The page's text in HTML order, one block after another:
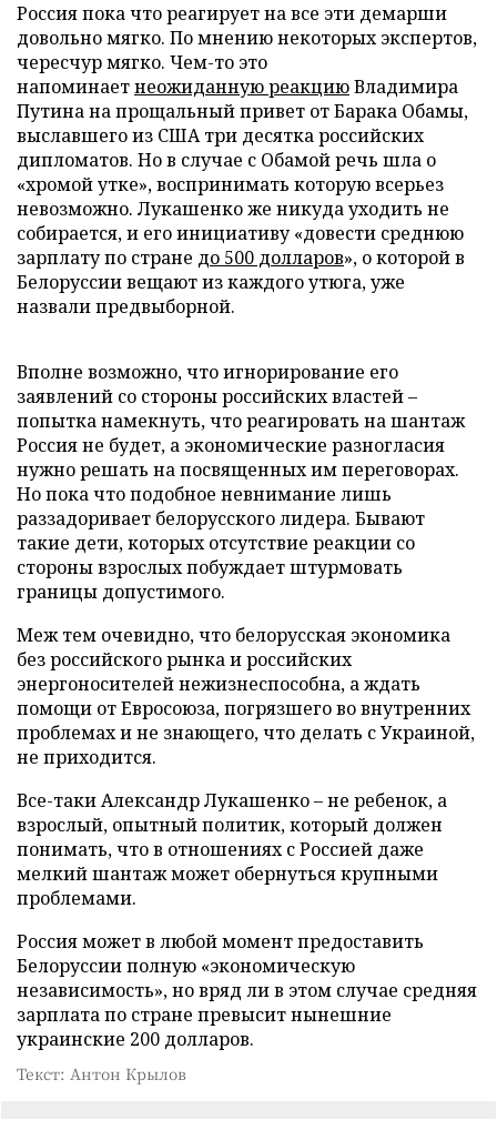
Россия пока что реагирует на все эти демарши
довольно мягко. По мнению некоторых экспертов,
чересчур мягко. Чем-то это
напоминаетнеожиданную реакциюВладимира
Путина на прощальный привет от Барака Обамы,
выславшего из США три десятка российских
дипломатов. Но в случае с Обамой речь шла о
«хромой утке», воспринимать которую всерьез
невозможно. Лукашенко же никуда уходить не
собирается, и его инициативу «довести среднюю
зарплату по стране до 500 долларов», о которой в
Белоруссии вещают из каждого утюга, уже
назвали предвыборной.
Вполне возможно, что игнорирование его
заявлений со стороны российских властей –
попытка намекнуть, что реагировать на шантаж
Россия не будет, а экономические разногласия
нужно решать на посвященных им переговорах.
Но пока что подобное невнимание лишь
раззадоривает белорусского лидера. Бывают
такие дети, которых отсутствие реакции со
стороны взрослых побуждает штурмовать
границы допустимого.
Меж тем очевидно, что белорусская экономика
без российского рынка и российских
энергоносителей нежизнеспособна, а ждать
помощи от Евросоюза, погрязшего во внутренних
проблемах и не знающего, что делать с Украиной,
не приходится.
Все-таки Александр Лукашенко – не ребенок, а
взрослый, опытный политик, который должен
понимать, что в отношениях с Россией даже
мелкий шантаж может обернуться крупными
проблемами.
Россия может в любой момент предоставить
Белоруссии полную «экономическую
независимость», но вряд ли в этом случае средняя
зарплата по стране превысит нынешние
украинские 200 долларов.
Текст: Антон Крылов